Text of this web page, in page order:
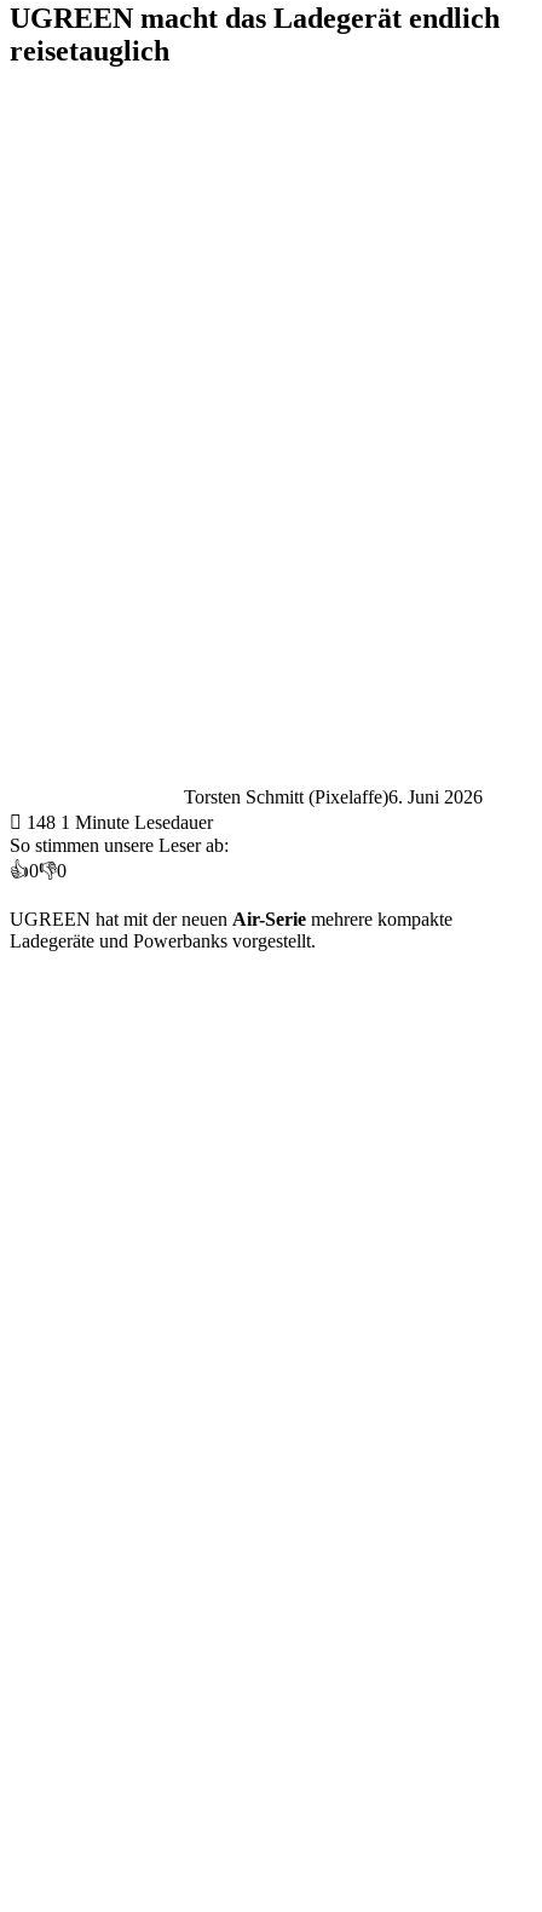
UGREEN macht das Ladegerät endlich
reisetauglich
Torsten Schmitt (Pixelaffe)6. Juni 2026
148 1 Minute Lesedauer
So stimmen unsere Leser ab:
👍0👎0
UGREEN hat mit der neuen Air-Serie mehrere kompakte
Ladegeräte und Powerbanks vorgestellt.